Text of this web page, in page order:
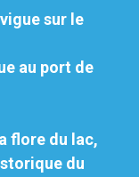
sur le
au port de
flore du lac,
du